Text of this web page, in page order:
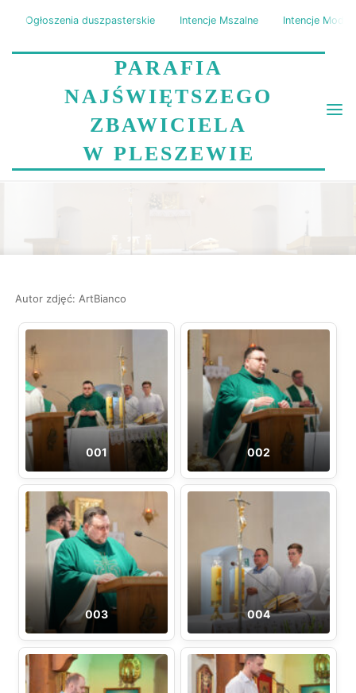
content
PARAFIA
NAJŚWIĘTSZEGO
ZBAWICIELA
W PLESZEWIE
Ogłoszenia duszpasterskie Intencje Mszalne Intencje
POŻEGNANIE KS. DAMIANA
Autor zdjęć: ArtBianco
001 002
003 004